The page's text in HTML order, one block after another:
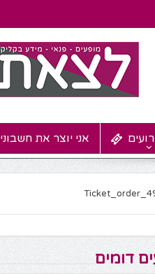
אני יוצר את חשבוני
דומים